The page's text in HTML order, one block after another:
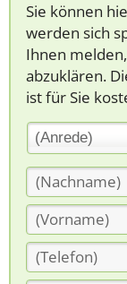
Sie können
werden sich
Ihnen
abzuklären.
ist für Sie
(Anrede)